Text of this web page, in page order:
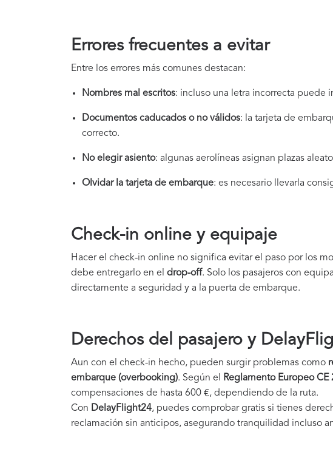
Errores frecuentes a evitar
Entre los errores más comunes destacan:
Nombres mal escritos: incluso una letra incorrecta puede
Documentos caducados o no válidos: la tarjeta de
correcto.
No elegir asiento: algunas aerolíneas asignan plazas
Olvidar la tarjeta de embarque: es necesario llevarla
Check-in online y equipaje
Hacer el check-in online no significa evitar el paso por los
debe entregarlo en el drop-off. Solo los pasajeros con
directamente a seguridad y a la puerta de embarque.
Derechos del pasajero y
Aun con el check-in hecho, pueden surgir problemas como
embarque (overbooking). Según el Reglamento Europeo CE
compensaciones de hasta 600 €, dependiendo de la ruta.
Con DelayFlight24, puedes comprobar gratis si tienes
reclamación sin anticipos, asegurando tranquilidad incluso